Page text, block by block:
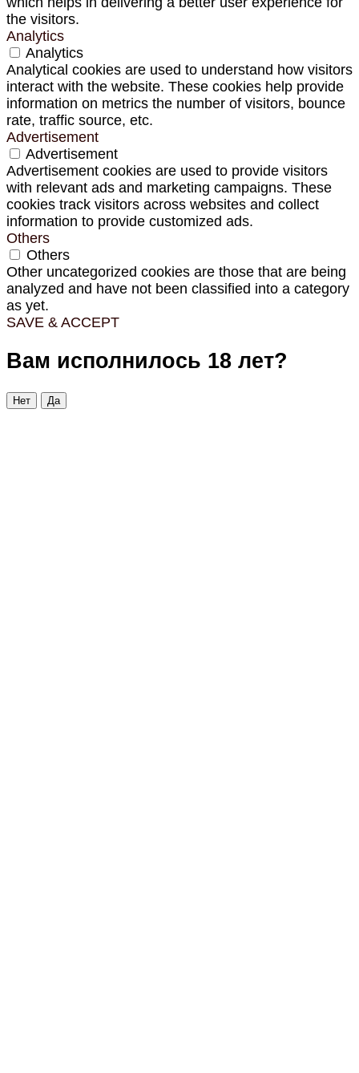
the visitors.
Analytics
Analytics
Analytical cookies are used to understand how visitors
interact with the website. These cookies help provide
information on metrics the number of visitors, bounce
rate, traffic source, etc.
Advertisement
Advertisement
Advertisement cookies are used to provide visitors
with relevant ads and marketing campaigns. These
cookies track visitors across websites and collect
information to provide customized ads.
Others
Others
Other uncategorized cookies are those that are being
analyzed and have not been classified into a category
as yet.
SAVE & ACCEPT
Вам исполнилось 18 лет?
Нет Да